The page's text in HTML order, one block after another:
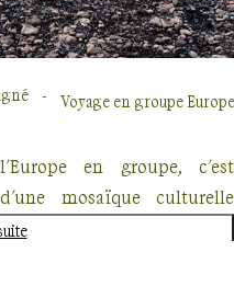
Voyage en groupe Europe
en groupe, c'est
mosaïque culturelle
en pavés étincelants en